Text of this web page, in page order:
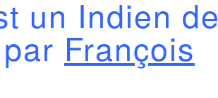
un Indien de
François